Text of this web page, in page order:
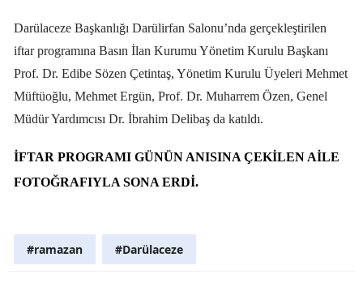
Darülaceze Başkanlığı Darülirfan Salonu’nda gerçekleştirilen
iftar programına Basın İlan Kurumu Yönetim Kurulu Başkanı
Prof. Dr. Edibe Sözen Çetintaş, Yönetim Kurulu Üyeleri Mehmet
Müftüoğlu, Mehmet Ergün, Prof. Dr. Muharrem Özen, Genel
Müdür Yardımcısı Dr. İbrahim Delibaş da katıldı.
İFTAR PROGRAMI GÜNÜN ANISINA ÇEKILEN AILE
FOTOĞRAFIYLA SONA ERDI.
#ramazan #Darülaceze